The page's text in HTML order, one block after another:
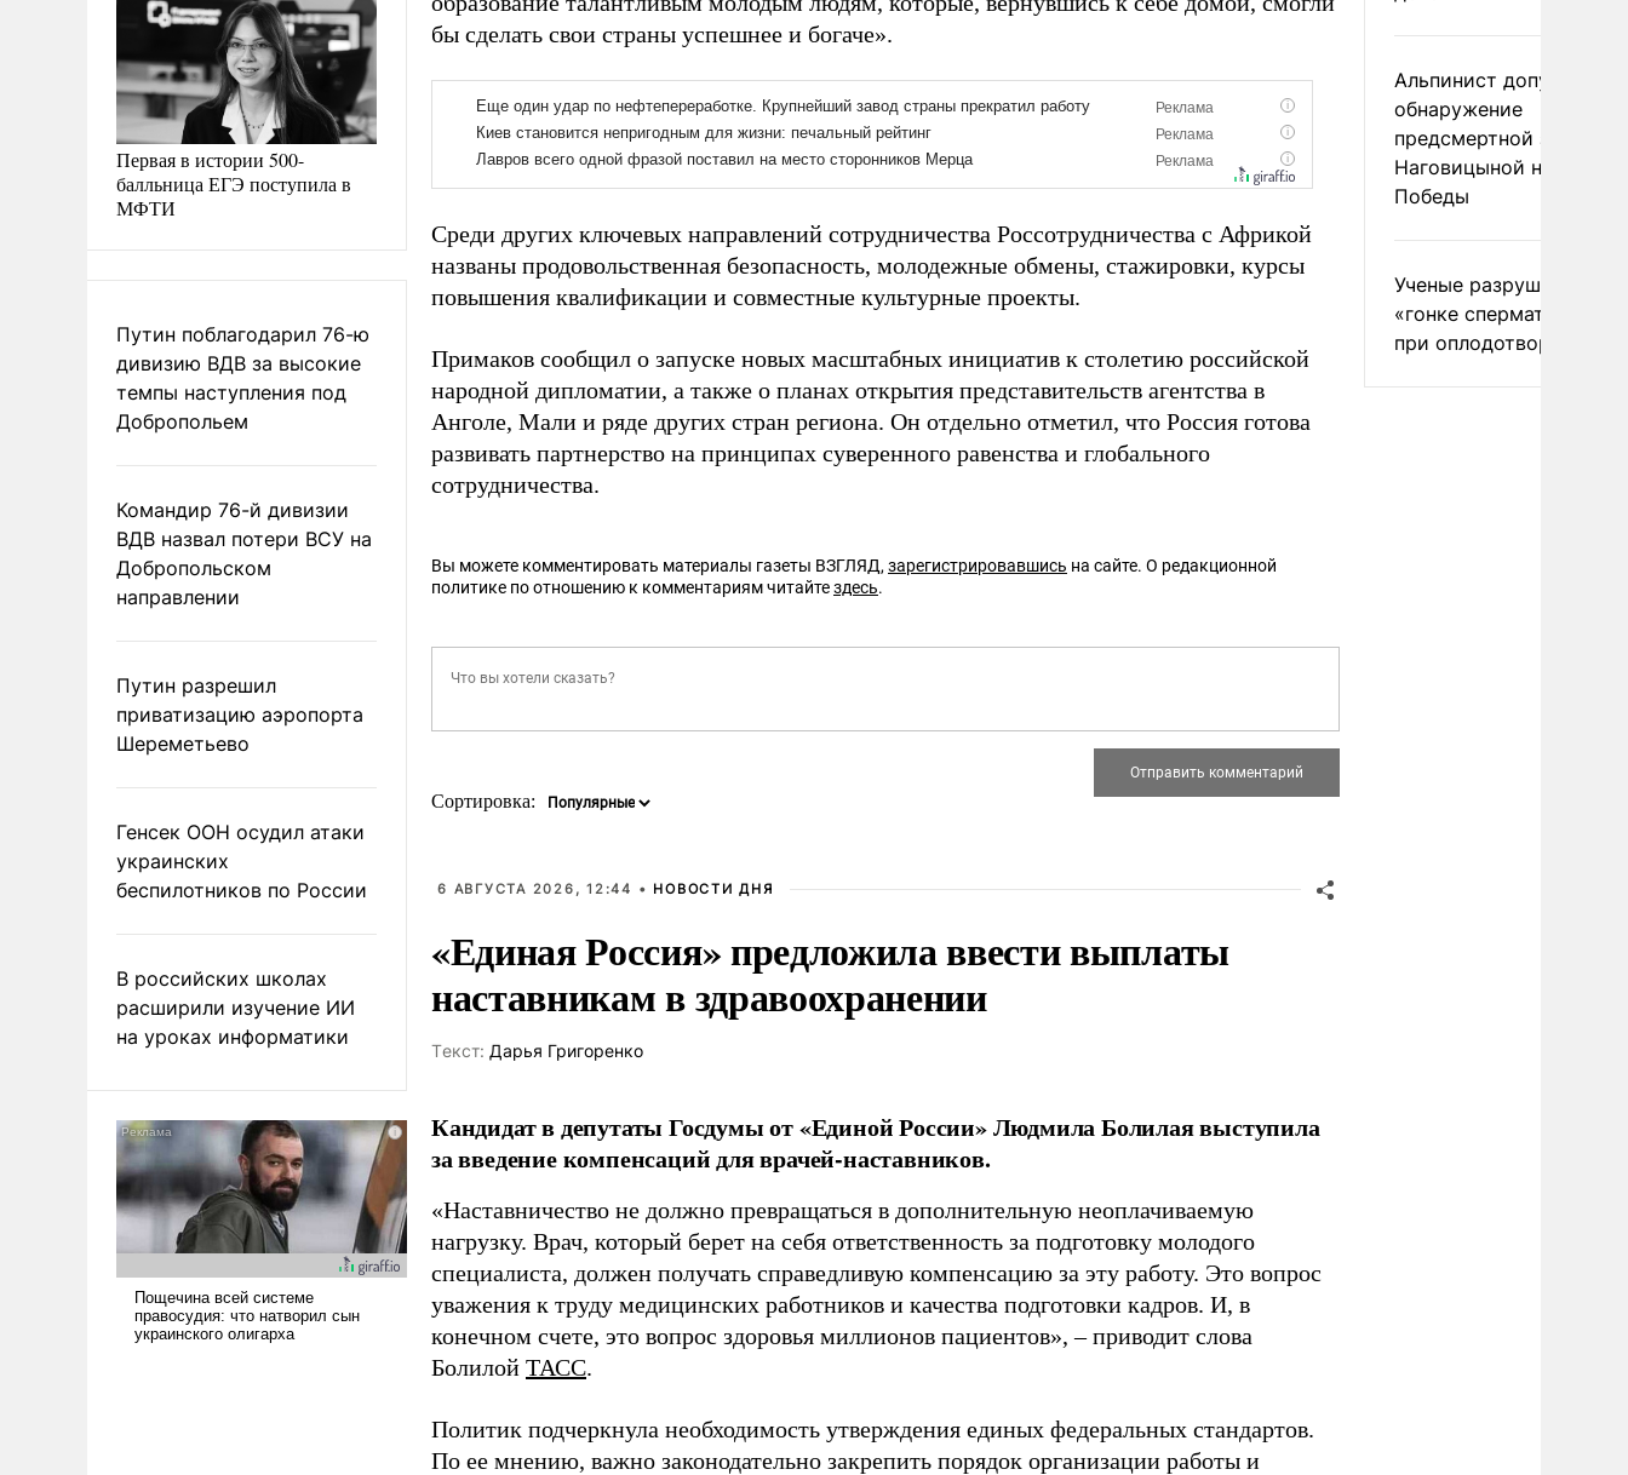
Первая в истории 500-
балльница ЕГЭ поступила в
МФТИ
Путин поблагодарил 76-ю
дивизию ВДВ за высокие
темпы наступления под
Добропольем
Командир 76-й дивизии
ВДВ назвал потери ВСУ на
Добропольском
направлении
Путин разрешил
приватизацию аэропорта
Шереметьево
Генсек ООН осудил атаки
украинских
беспилотников по России
В российских школах
расширили изучение ИИ
на уроках информатики
бы сделать свои страны успешнее и богаче».
Среди других ключевых направлений сотрудничества Россотрудничества с Африкой
названы продовольственная безопасность, молодежные обмены, стажировки, курсы
повышения квалификации и совместные культурные проекты.
Примаков сообщил о запуске новых масштабных инициатив к столетию российской
народной дипломатии, а также о планах открытия представительств агентства в
Анголе, Мали и ряде других стран региона. Он отдельно отметил, что Россия готова
развивать партнерство на принципах суверенного равенства и глобального
сотрудничества.
Вы можете комментировать материалы газеты ВЗГЛЯД, зарегистрировавшись на сайте. О редакционной
политике по отношению к комментариям читайтездесь.
Сортировка:
6 АВГУСТА 2026, 12:44 • НОВОСТИ ДНЯ
«Единая Россия» предложила ввести выплаты
наставникам в здравоохранении
Tекст: Дарья Григоренко
Кандидат в депутаты Госдумы от «Единой России» Людмила Болилая выступила
за введение компенсаций для врачей-наставников.
«Наставничество не должно превращаться в дополнительную неоплачиваемую
нагрузку. Врач, который берет на себя ответственность за подготовку молодого
специалиста, должен получать справедливую компенсацию за эту работу. Это вопрос
уважения к труду медицинских работников и качества подготовки кадров. И, в
конечном счете, это вопрос здоровья миллионов пациентов», – приводит слова
Болилой ТАСС.
Политик подчеркнула необходимость утверждения единых федеральных стандартов.
По ее мнению, важно законодательно закрепить порядок организации работы и
Альпинист допустил
обнаружение
предсмертной записки
Наговицыной на пике
Победы
Ученые разрушили миф
«гонке
при оплодотворении